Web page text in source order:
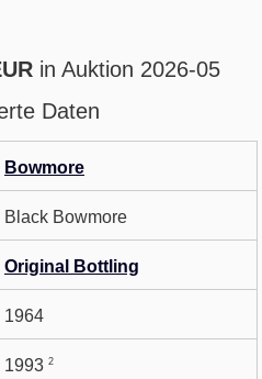
in Auktion 2026-05
Daten
Bowmore
Black Bowmore
Original Bottling
1964
1993 2